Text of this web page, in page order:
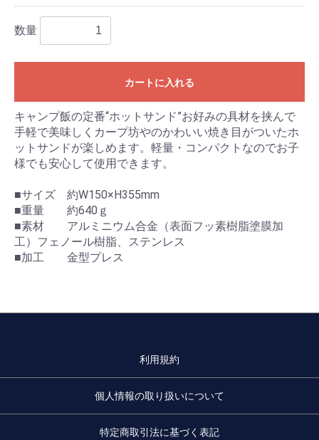
数量
カートに入れる
キャンプ飯の定番“ホットサンド”お好みの具材を挟んで
手軽で美味しくカープ坊やのかわいい焼き目がついたホ
ットサンドが楽しめます。軽量・コンパクトなのでお子
様でも安心して使用できます。
■サイズ 約W150×H355mm
■重量 約640ｇ
■素材 アルミニウム合金（表面フッ素樹脂塗膜加
工）フェノール樹脂、ステンレス
■加工 金型プレス
利用規約
個人情報の取り扱いについて
特定商取引法に基づく表記